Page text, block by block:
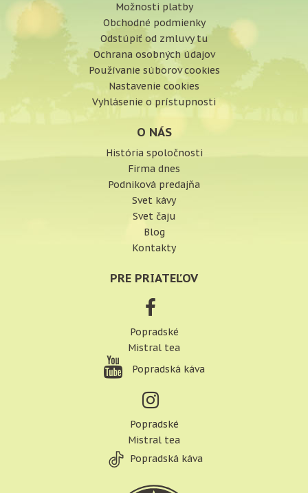
Možnosti platby
Obchodné podmienky
Odstúpiť od zmluvy tu
Ochrana osobných údajov
Používanie súborov cookies
Nastavenie cookies
Vyhlásenie o prístupnosti
O NÁS
História spoločnosti
Firma dnes
Podniková predajňa
Svet kávy
Svet čaju
Blog
Kontakty
PRE PRIATEĽOV
Popradské
Mistral tea
Popradská káva
Popradské
Mistral tea
Popradská káva